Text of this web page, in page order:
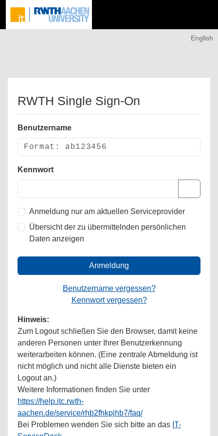
English
RWTH Single Sign-On
Benutzername
Kennwort
Anmeldung nur am aktuellen Serviceprovider
Übersicht der zu übermittelnden persönlichen
Daten anzeigen
Anmeldung
Benutzername vergessen?
Kennwort vergessen?
Hinweis:
Zum Logout schließen Sie den Browser, damit keine
anderen Personen unter Ihrer Benutzerkennung
weiterarbeiten können. (Eine zentrale Abmeldung ist
nicht möglich und nicht alle Dienste bieten ein
Logout an.)
Weitere Informationen finden Sie unter
https://help.itc.rwth-
aachen.de/service/rhb2fhkpjhb7/faq/
Bei Problemen wenden Sie sich bitte an das IT-